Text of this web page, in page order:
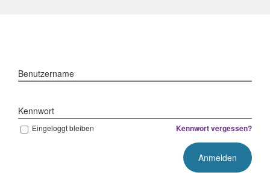
Benutzername
Kennwort
Eingeloggt bleiben Kennwort vergessen?